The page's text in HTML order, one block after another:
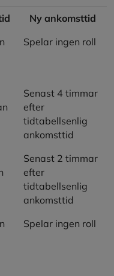
Ny ankomsttid
Spelar ingen roll
Senast 4 timmar
efter
tidtabellsenlig
ankomsttid
Senast 2 timmar
efter
tidtabellsenlig
ankomsttid
Spelar ingen roll